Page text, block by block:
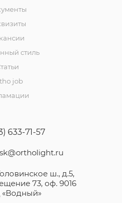
стиль
job
633-71-57
ш., д.5,
73, оф. 9016